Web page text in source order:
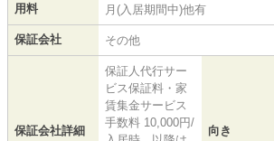
用料
月(入居期間中)他有
保証会社 その他
保証会社詳細
保証人代行サー
ビス保証料・家
賃集金サービス
手数料 10,000円/
向き